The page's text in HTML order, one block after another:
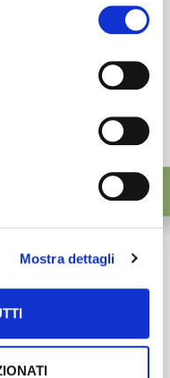
SELEZIONATI.
Mostra dettagli